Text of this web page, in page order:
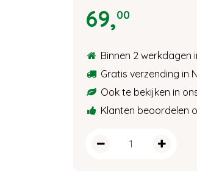
69,00
Binnen 2 werkdagen
Gratis verzending in
Ook te bekijken in
Klanten beoordelen